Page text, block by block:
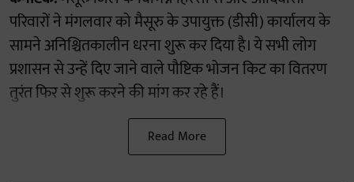
परिवारों ने मंगलवार को मैसूरु के उपायुक्त (डीसी) कार्यालय के
सामने अनिश्चितकालीन धरना शुरू कर दिया है। ये सभी लोग
प्रशासन से उन्हें दिए जाने वाले पौष्टिक भोजन किट का वितरण
तुरंत फिर से शुरू करने की मांग कर रहे हैं।
Read More